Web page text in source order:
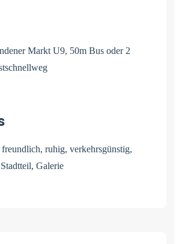
Markt U9, 50m Bus oder 2
ruhig, verkehrsgünstig,
Galerie